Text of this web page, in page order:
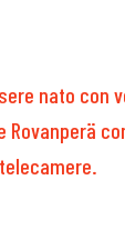
nato con
Rovanperä